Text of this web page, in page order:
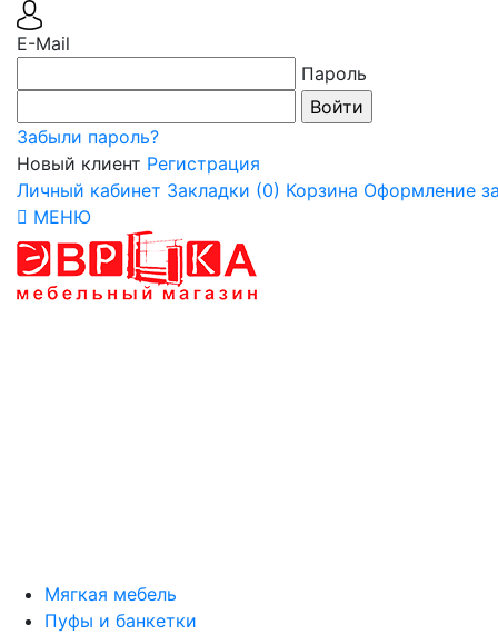
E-Mail
Пароль
Забыли пароль?
Новый клиент Регистрация
Личный кабинет Закладки (0) Корзина Оформление
МЕНЮ
Мягкая мебель
Пуфы и банкетки